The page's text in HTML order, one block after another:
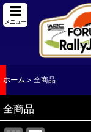
メニュー
ホーム > 全商品
全商品